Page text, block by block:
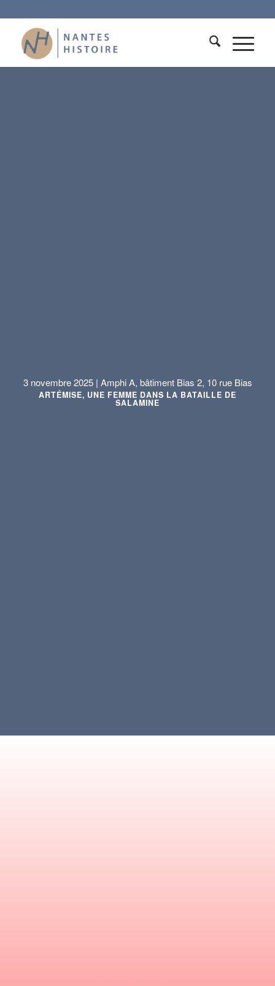
3 novembre 2025 | Amphi A, bâtiment Bias 2, 10 rue Bias
ARTÉMISE, UNE FEMME DANS LA BATAILLE DE
SALAMINE